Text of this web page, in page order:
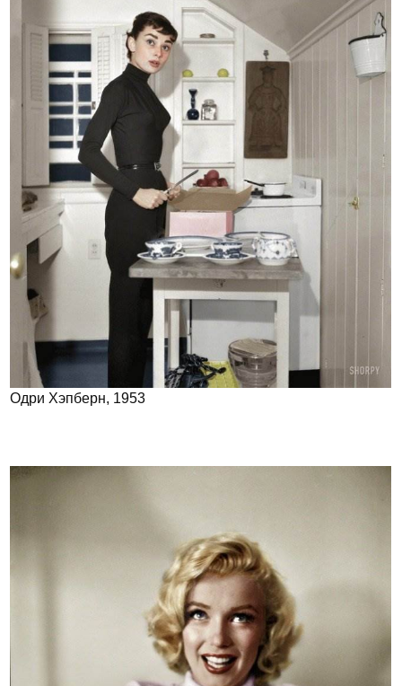
Одри Хэпберн, 1953